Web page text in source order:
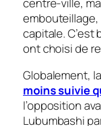
centre-ville,
embouteillage,
capitale. C’est
ont choisi de
Globalement,
moins suivie
l’opposition
Lubumbashi